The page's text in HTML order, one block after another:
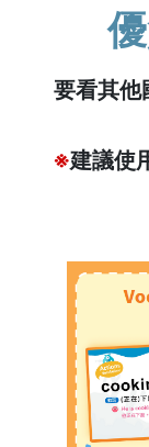
要看其他
※建議使